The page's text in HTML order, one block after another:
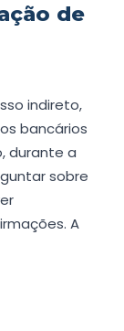
de
indireto,
bancários
durante a
sobre
A